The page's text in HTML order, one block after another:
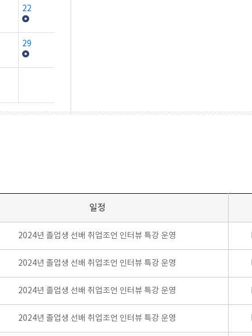
22
29
일정
2024년 졸업생 선배 취업조언 인터뷰 특강 운영
2024년 졸업생 선배 취업조언 인터뷰 특강 운영
2024년 졸업생 선배 취업조언 인터뷰 특강 운영
2024년 졸업생 선배 취업조언 인터뷰 특강 운영